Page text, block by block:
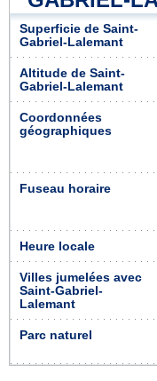
Superficie de Saint-
Gabriel-Lalemant
Altitude de Saint-
Gabriel-Lalemant
Coordonnées
géographiques
Fuseau horaire
Heure locale
Villes jumelées avec
Saint-Gabriel-
Lalemant
Parc naturel